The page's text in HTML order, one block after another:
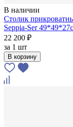
В наличии
Столик
Seppia-Ser
22 200 ₽
за 1 шт
В корзину